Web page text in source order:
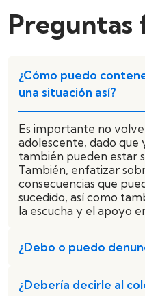
Preguntas
¿Cómo puedo
una situación así?
Es importante no
adolescente, dado que
también pueden estar
También, enfatizar
consecuencias que
sucedido, así como
la escucha y el apoyo
¿Debo o puedo
¿Debería decirle al